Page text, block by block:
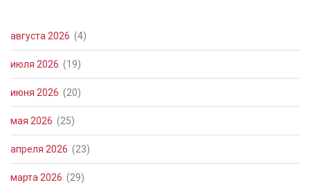
августа 2026 (4)
июля 2026 (19)
июня 2026 (20)
мая 2026 (25)
апреля 2026 (23)
марта 2026 (29)